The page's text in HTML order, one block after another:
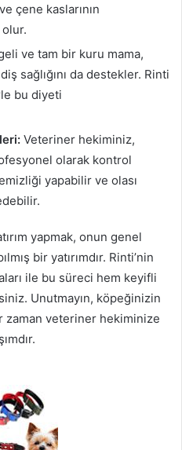
çene kaslarının
ve tam bir kuru mama,
sağlığını da destekler. Rinti
bu diyeti
Veteriner hekiminiz,
olarak kontrol
yapabilir ve olası
yapmak, onun genel
bir yatırımdır. Rinti’nin
ile bu süreci hem keyifli
Unutmayın, köpeğinizin
zaman veteriner hekiminize